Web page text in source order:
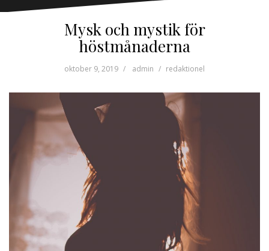
Mysk och mystik för
höstmånaderna
oktober 9, 2019 admin redaktionel